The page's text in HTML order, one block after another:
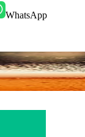
WhatsApp